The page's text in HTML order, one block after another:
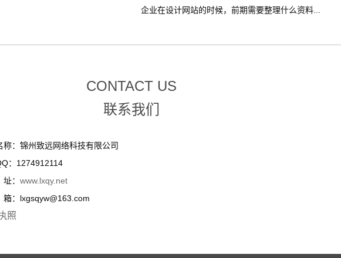
企业在设计网站的时候，前期需要整理什么资料...
CONTACT US
联系我们
称：锦州致远网络科技有限公司
：1274912114
： www.lxqy.net
lxgsqyw@163.com
照